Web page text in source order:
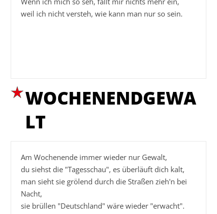
weil ich nicht versteh, wie kann man nur so sein.
WOCHENENDGEWA
LT
Am Wochenende immer wieder nur Gewalt,
du siehst die "Tagesschau", es überläuft dich kalt,
man sieht sie grölend durch die Straßen zieh'n bei
Nacht,
sie brüllen "Deutschland" wäre wieder "erwacht".